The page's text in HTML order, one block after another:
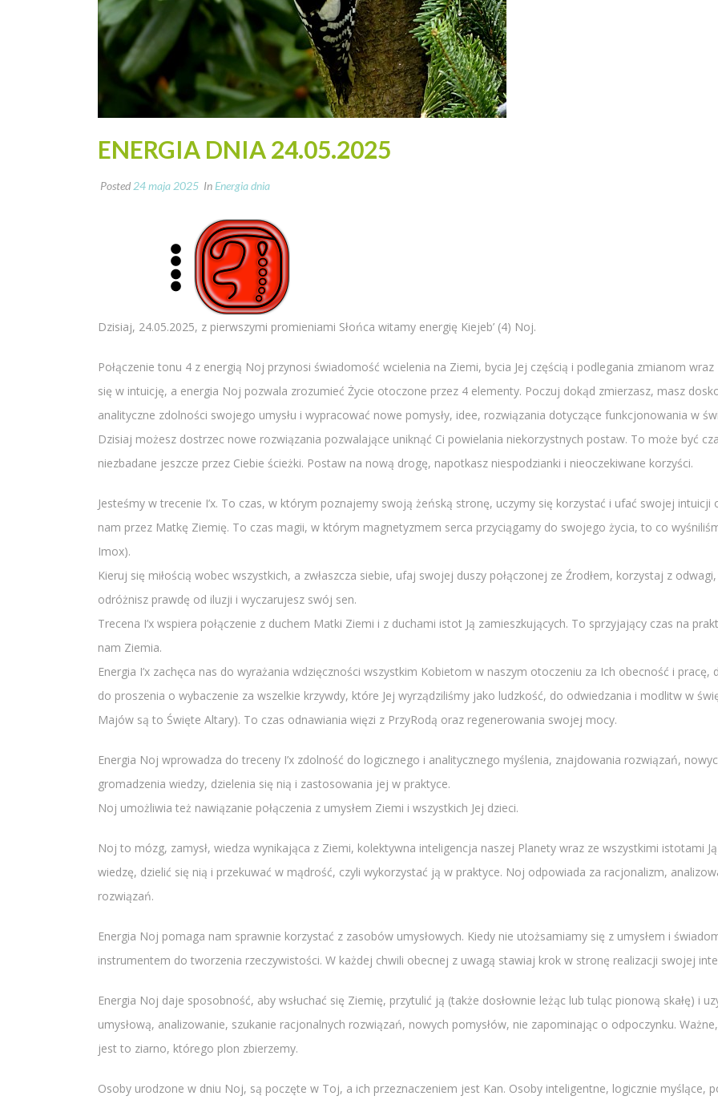
ENERGIA DNIA 24.05.2025
Posted 24 maja 2025 In Energia dnia
Dzisiaj, 24.05.2025, z pierwszymi promieniami Słońca witamy energię Kiejeb’ (4) Noj.
Połączenie tonu 4 z energią Noj przynosi świadomość wcielenia na Ziemi, bycia Jej częścią i podlegania zmianom wraz
się w intuicję, a energia Noj pozwala zrozumieć Życie otoczone przez 4 elementy. Poczuj dokąd zmierzasz, masz
analityczne zdolności swojego umysłu i wypracować nowe pomysły, idee, rozwiązania dotyczące funkcjonowania w
Dzisiaj możesz dostrzec nowe rozwiązania pozwalające uniknąć Ci powielania niekorzystnych postaw. To może być
niezbadane jeszcze przez Ciebie ścieżki. Postaw na nową drogę, napotkasz niespodzianki i nieoczekiwane korzyści.
Jesteśmy w trecenie I’x. To czas, w którym poznajemy swoją żeńską stronę, uczymy się korzystać i ufać swojej
nam przez Matkę Ziemię. To czas magii, w którym magnetyzmem serca przyciągamy do swojego życia, to co
Imox).
Kieruj się miłością wobec wszystkich, a zwłaszcza siebie, ufaj swojej duszy połączonej ze Źrodłem, korzystaj z
odróżnisz prawdę od iluzji i wyczarujesz swój sen.
Trecena I’x wspiera połączenie z duchem Matki Ziemi i z duchami istot Ją zamieszkujących. To sprzyjający czas na
nam Ziemia.
Energia I’x zachęca nas do wyrażania wdzięczności wszystkim Kobietom w naszym otoczeniu za Ich obecność i
do proszenia o wybaczenie za wszelkie krzywdy, które Jej wyrządziliśmy jako ludzkość, do odwiedzania i modlitw w
Majów są to Święte Altary). To czas odnawiania więzi z PrzyRodą oraz regenerowania swojej mocy.
Energia Noj wprowadza do treceny I’x zdolność do logicznego i analitycznego myślenia, znajdowania rozwiązań,
gromadzenia wiedzy, dzielenia się nią i zastosowania jej w praktyce.
Noj umożliwia też nawiązanie połączenia z umysłem Ziemi i wszystkich Jej dzieci.
Noj to mózg, zamysł, wiedza wynikająca z Ziemi, kolektywna inteligencja naszej Planety wraz ze wszystkimi istotami
wiedzę, dzielić się nią i przekuwać w mądrość, czyli wykorzystać ją w praktyce. Noj odpowiada za racjonalizm,
rozwiązań.
Energia Noj pomaga nam sprawnie korzystać z zasobów umysłowych. Kiedy nie utożsamiamy się z umysłem i
instrumentem do tworzenia rzeczywistości. W każdej chwili obecnej z uwagą stawiaj krok w stronę realizacji swojej
Energia Noj daje sposobność, aby wsłuchać się Ziemię, przytulić ją (także dosłownie leżąc lub tuląc pionową skałę) i
umysłową, analizowanie, szukanie racjonalnych rozwiązań, nowych pomysłów, nie zapominając o odpoczynku.
jest to ziarno, którego plon zbierzemy.
Osoby urodzone w dniu Noj, są poczęte w Toj, a ich przeznaczeniem jest Kan. Osoby inteligentne, logicznie myślące,